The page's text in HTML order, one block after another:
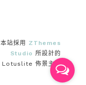
本站採用 ZThemes
Studio 所設計的
Lotuslite 佈景主題